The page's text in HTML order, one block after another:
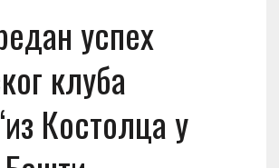
успех
клуба
Костолца у